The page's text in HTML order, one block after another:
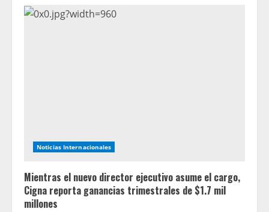
Noticias Internacionales
Mientras el nuevo director ejecutivo asume el cargo,
Cigna reporta ganancias trimestrales de $1.7 mil
millones